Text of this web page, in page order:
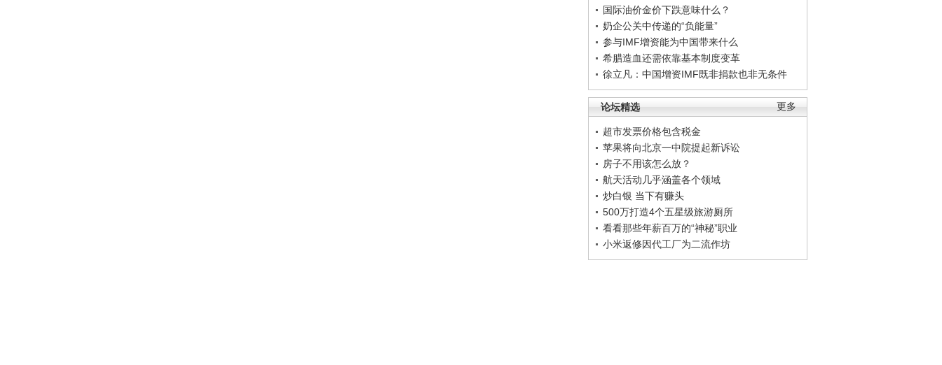
国际油价金价下跌意味什么？
奶企公关中传递的“负能量”
参与IMF增资能为中国带来什么
希腊造血还需依靠基本制度变革
徐立凡：中国增资IMF既非捐款也非无条件
更多
论坛精选
超市发票价格包含税金
苹果将向北京一中院提起新诉讼
房子不用该怎么放？
航天活动几乎涵盖各个领域
炒白银 当下有赚头
500万打造4个五星级旅游厕所
看看那些年薪百万的“神秘”职业
小米返修因代工厂为二流作坊